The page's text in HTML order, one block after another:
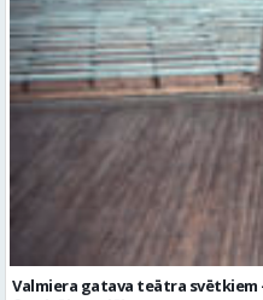
Valmiera gatava teātra svētkiem